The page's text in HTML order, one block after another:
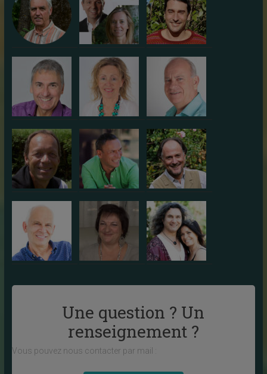
Une question ? Un
renseignement ?
Vous pouvez nous contacter par mail :